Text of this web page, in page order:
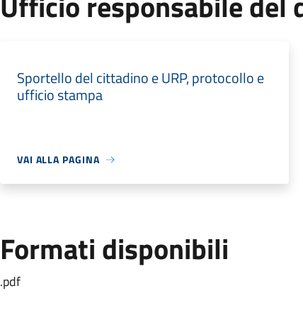
Sportello del cittadino e URP, protocollo e
ufficio stampa
VAI ALLA PAGINA
Formati disponibili
.pdf